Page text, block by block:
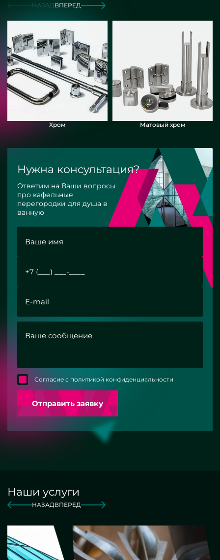
НАЗАДВПЕРЕД
Хром Матовый хром
Нужна консультация?
Ответим на Ваши вопросы
про кафельные
перегородки для душа в
ванную
Согласие с политикой конфиденциальности
Отправить заявку
Наши услуги
НАЗАДВПЕРЕД